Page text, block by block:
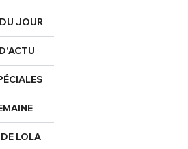
JOUR
LOLA
?